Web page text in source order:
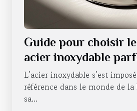
Guide pour choisir
acier inoxydable
chaque occasion
L’acier inoxydable s’est
référence dans le monde de
sa...